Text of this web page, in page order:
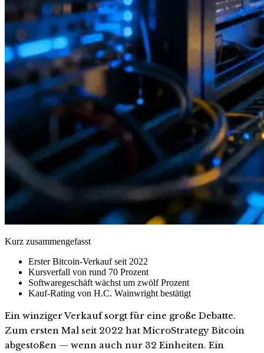
Kurz zusammengefasst
Erster Bitcoin-Verkauf seit 2022
Kursverfall von rund 70 Prozent
Softwaregeschäft wächst um zwölf Prozent
Kauf-Rating von H.C. Wainwright bestätigt
Ein winziger Verkauf sorgt für eine große Debatte.
Zum ersten Mal seit 2022 hat MicroStrategy Bitcoin
abgestoßen — wenn auch nur 32 Einheiten. Ein